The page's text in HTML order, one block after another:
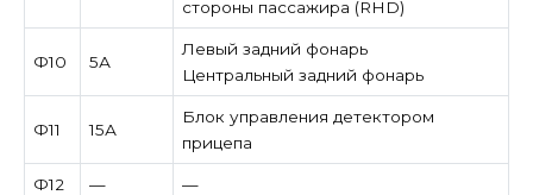
стороны пассажира (RHD)
Ф10 5А
Левый задний фонарь
Центральный задний фонарь
Ф11 15А
Блок управления детектором
прицепа
Ф12 — —